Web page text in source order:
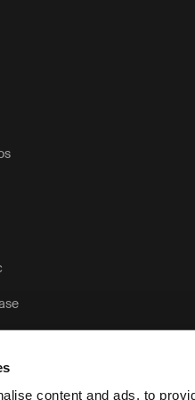
content and ads, to